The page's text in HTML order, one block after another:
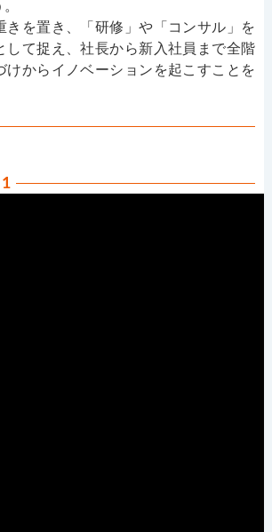
きを置き、「研修」や「コンサル」を
して捉え、社長から新入社員まで全階
けからイノベーションを起こすことを